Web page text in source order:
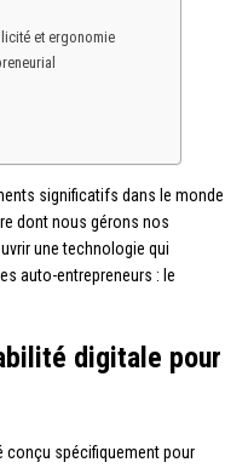
et ergonomie
significatifs dans le monde
dont nous gérons nos
une technologie qui
auto-entrepreneurs : le
digitale pour
spécifiquement pour